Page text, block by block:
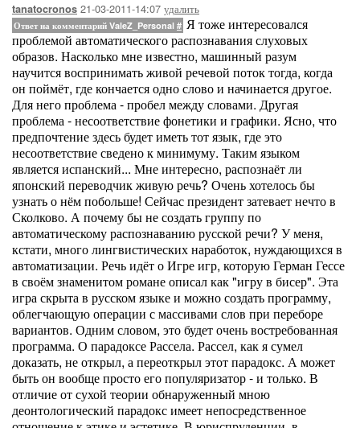
tanatocronos 21-03-2011-14:07 удалить
Ответ на комментарий ValeZ_Personal # Я тоже интересовался
проблемой автоматического распознавания слуховых
образов. Насколько мне известно, машинный разум
научится воспринимать живой речевой поток тогда, когда
он поймёт, где кончается одно слово и начинается другое.
Для него проблема - пробел между словами. Другая
проблема - несоответствие фонетики и графики. Ясно, что
предпочтение здесь будет иметь тот язык, где это
несоответствие сведено к минимуму. Таким языком
является испанский... Мне интересно, распознаёт ли
японский переводчик живую речь? Очень хотелось бы
узнать о нём побольше! Сейчас президент затевает нечто в
Сколково. А почему бы не создать группу по
автоматическому распознаванию русской речи? У меня,
кстати, много лингвистических наработок, нуждающихся в
автоматизации. Речь идёт о Игре игр, которую Герман Гессе
в своём знаменитом романе описал как "игру в бисер". Эта
игра скрыта в русском языке и можно создать программу,
облегчающую операции с массивами слов при переборе
вариантов. Одним словом, это будет очень востребованная
программа. О парадоксе Рассела. Рассел, как я сумел
доказать, не открыл, а переоткрыл этот парадокс. А может
быть он вообще просто его популяризатор - и только. В
отличие от сухой теории обнаруженный мною
деонтологический парадокс имеет непосредственное